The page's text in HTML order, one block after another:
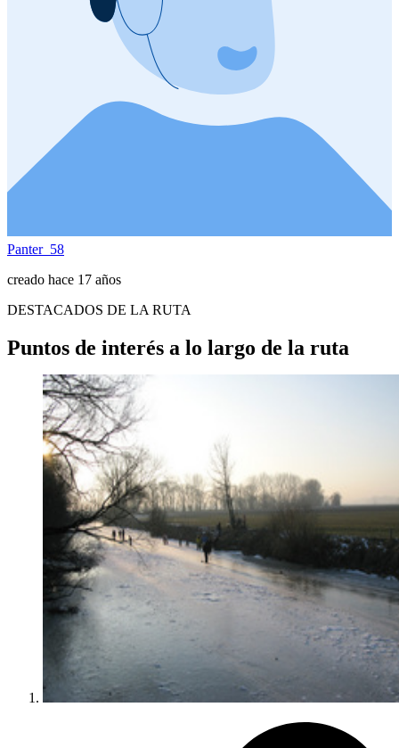
Panter_58
creado hace 17 años
DESTACADOS DE LA RUTA
Puntos de interés a lo largo de la ruta